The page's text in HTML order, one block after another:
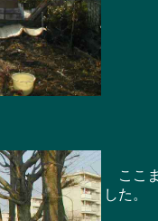
ここま
した。